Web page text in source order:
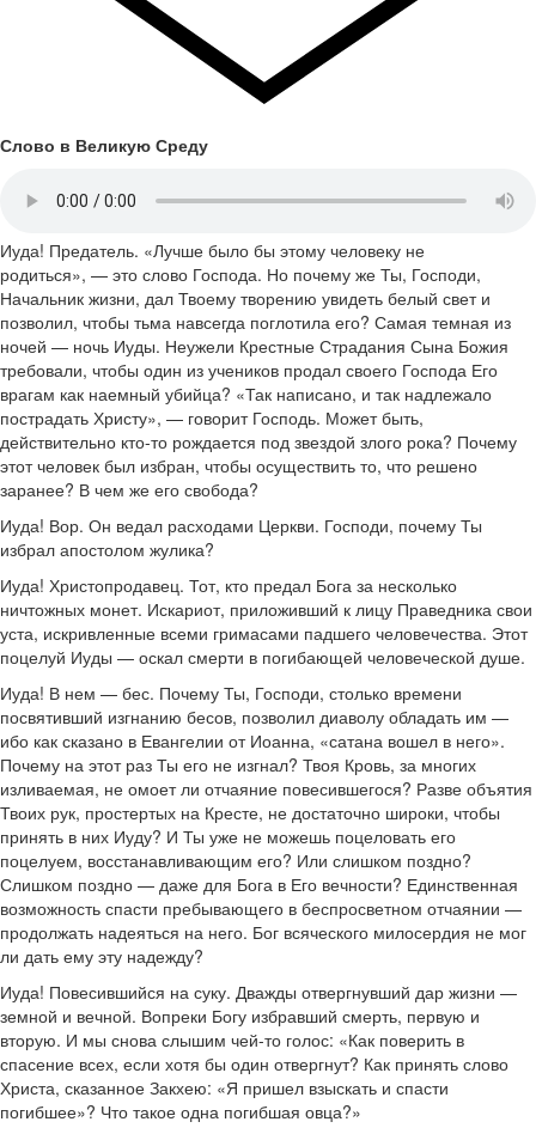
Слово в Великую Среду
Иуда! Предатель. «Лучше было бы этому человеку не
родиться», — это слово Господа. Но почему же Ты, Господи,
Начальник жизни, дал Твоему творению увидеть белый свет и
позволил, чтобы тьма навсегда поглотила его? Самая темная из
ночей — ночь Иуды. Неужели Крестные Страдания Сына Божия
требовали, чтобы один из учеников продал своего Господа Его
врагам как наемный убийца? «Так написано, и так надлежало
пострадать Христу», — говорит Господь. Может быть,
действительно кто-то рождается под звездой злого рока? Почему
этот человек был избран, чтобы осуществить то, что решено
заранее? В чем же его свобода?
Иуда! Вор. Он ведал расходами Церкви. Господи, почему Ты
избрал апостолом жулика?
Иуда! Христопродавец. Тот, кто предал Бога за несколько
ничтожных монет. Искариот, приложивший к лицу Праведника свои
уста, искривленные всеми гримасами падшего человечества. Этот
поцелуй Иуды — оскал смерти в погибающей человеческой душе.
Иуда! В нем — бес. Почему Ты, Господи, столько времени
посвятивший изгнанию бесов, позволил диаволу обладать им —
ибо как сказано в Евангелии от Иоанна, «сатана вошел в него».
Почему на этот раз Ты его не изгнал? Твоя Кровь, за многих
изливаемая, не омоет ли отчаяние повесившегося? Разве объятия
Твоих рук, простертых на Кресте, не достаточно широки, чтобы
принять в них Иуду? И Ты уже не можешь поцеловать его
поцелуем, восстанавливающим его? Или слишком поздно?
Слишком поздно — даже для Бога в Его вечности? Единственная
возможность спасти пребывающего в беспросветном отчаянии —
продолжать надеяться на него. Бог всяческого милосердия не мог
ли дать ему эту надежду?
Иуда! Повесившийся на суку. Дважды отвергнувший дар жизни —
земной и вечной. Вопреки Богу избравший смерть, первую и
вторую. И мы снова слышим чей-то голос: «Как поверить в
спасение всех, если хотя бы один отвергнут? Как принять слово
Христа, сказанное Закхею: «Я пришел взыскать и спасти
погибшее»? Что такое одна погибшая овца?»